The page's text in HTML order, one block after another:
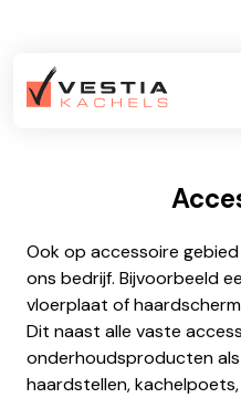
Ook op accessoire
ons bedrijf. Bijvoorbeeld
vloerplaat of
Dit naast alle vaste
onderhoudsproducten
haardstellen,